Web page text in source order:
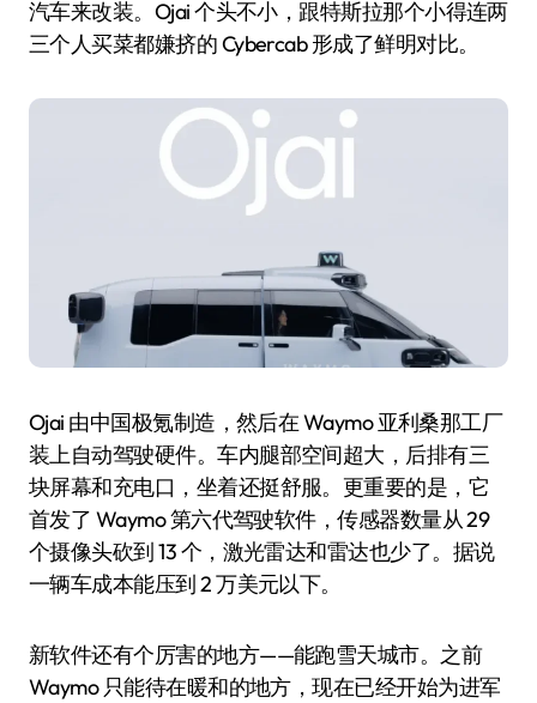
汽车来改装。Ojai 个头不小，跟特斯拉那个小得连两
三个人买菜都嫌挤的 Cybercab 形成了鲜明对比。
Ojai 由中国极氪制造，然后在 Waymo 亚利桑那工厂
装上自动驾驶硬件。车内腿部空间超大，后排有三
块屏幕和充电口，坐着还挺舒服。更重要的是，它
首发了 Waymo 第六代驾驶软件，传感器数量从 29
个摄像头砍到 13 个，激光雷达和雷达也少了。据说
一辆车成本能压到 2 万美元以下。
新软件还有个厉害的地方——能跑雪天城市。之前
Waymo 只能待在暖和的地方，现在已经开始为进军